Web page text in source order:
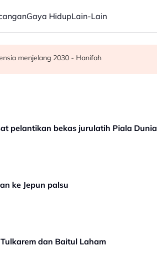
Gaya HidupLain-Lain
digerakkan
12,000menjelang 2030 - Hanifah
pelantikan bekas jurulatih Piala Dunia
ke Jepun palsu
dan Baitul Laham